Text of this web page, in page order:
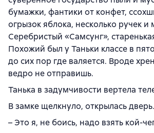
бумажки, фантики от конфет,
огрызок яблока, несколько ручек и
Серебристый «Самсунг»,
Похожий был у Таньки классе в
до сих пор где валяется. Вроде
ведро не отправишь.
Танька в задумчивости вертела
В замке щелкнуло, открылась дверь.
– Это я, не боись, надо взять кой-